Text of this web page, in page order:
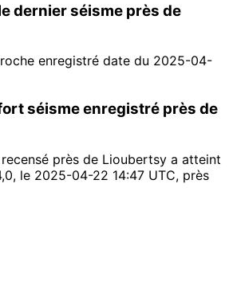
dernier séisme près de
enregistré date du 2025-04-
séisme enregistré près de
près de Lioubertsy a atteint
le 2025-04-22 14:47 UTC, près